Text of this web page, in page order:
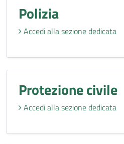
Polizia
Accedi alla sezione dedicata
Protezione civile
Accedi alla sezione dedicata